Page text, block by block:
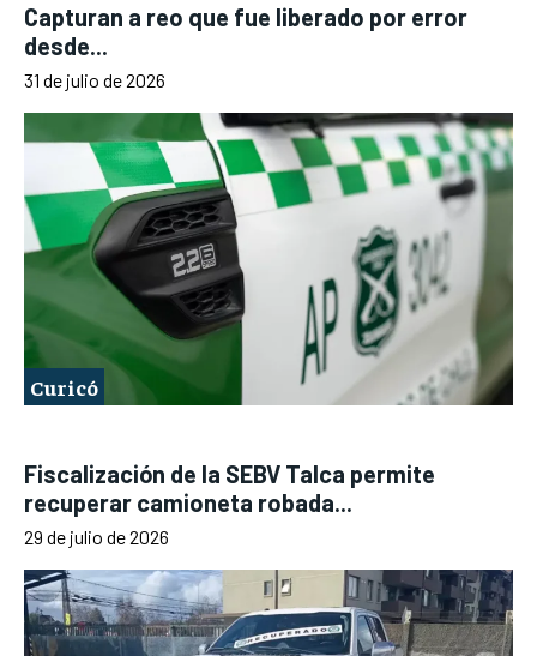
Capturan a reo que fue liberado por error
desde...
31 de julio de 2026
Curicó
Fiscalización de la SEBV Talca permite
recuperar camioneta robada...
29 de julio de 2026